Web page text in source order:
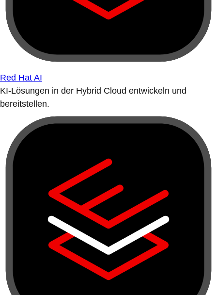
Red Hat AI
KI-Lösungen in der Hybrid Cloud entwickeln und
bereitstellen.